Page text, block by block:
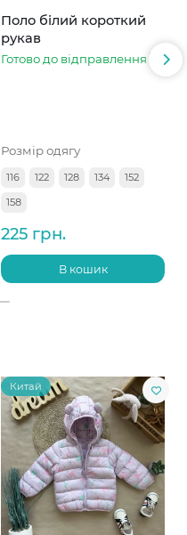
Поло білий короткий
рукав
Готово до відправлення
Розмір одягу
116 122 128 134
152
158
225 грн.
В кошик
Китай